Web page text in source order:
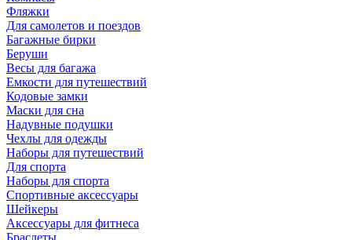
Фляжки
Для самолетов и поездов
Багажные бирки
Беруши
Весы для багажа
Емкости для путешествий
Кодовые замки
Маски для сна
Надувные подушки
Чехлы для одежды
Наборы для путешествий
Для спорта
Наборы для спорта
Спортивные аксессуары
Шейкеры
Аксессуары для фитнеса
Браслеты